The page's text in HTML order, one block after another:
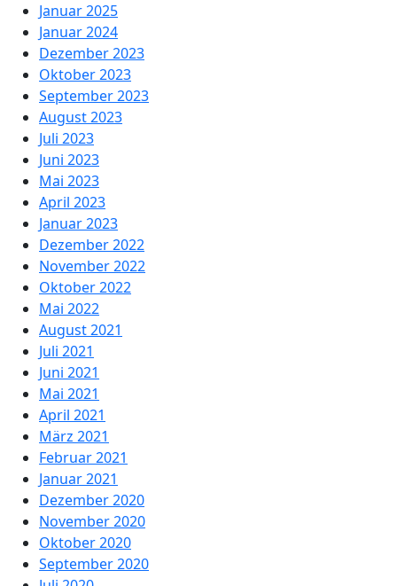
Januar 2025
Januar 2024
Dezember 2023
Oktober 2023
September 2023
August 2023
Juli 2023
Juni 2023
Mai 2023
April 2023
Januar 2023
Dezember 2022
November 2022
Oktober 2022
Mai 2022
August 2021
Juli 2021
Juni 2021
Mai 2021
April 2021
März 2021
Februar 2021
Januar 2021
Dezember 2020
November 2020
Oktober 2020
September 2020